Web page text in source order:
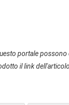
portale
il link dell'articolo.